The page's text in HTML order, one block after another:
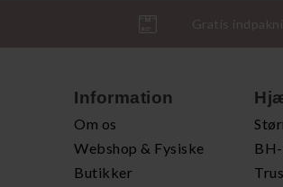
Gratis
Information
Om os
Webshop & Fysiske
Butikker